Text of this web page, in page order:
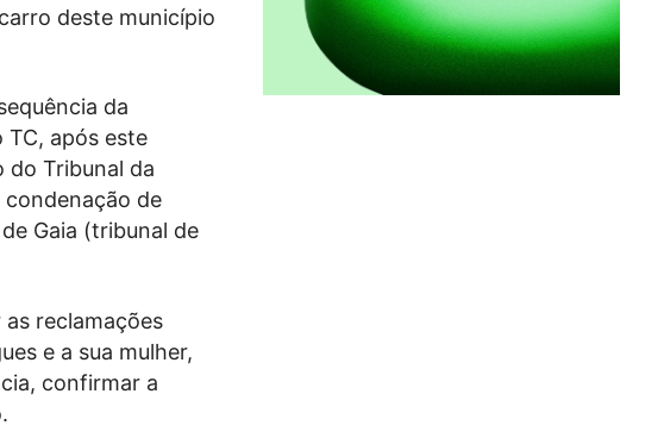
deste município
da
após este
do Tribunal da
de
Gaia (tribunal de
as reclamações
e a sua mulher,
confirmar a